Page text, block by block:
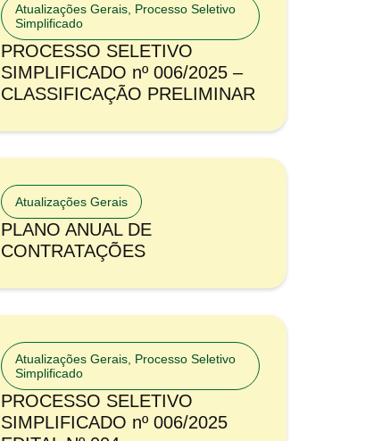
Atualizações Gerais Processo Seletivo
Simplificado
PROCESSO SELETIVO
SIMPLIFICADO nº 006/2025 –
CLASSIFICAÇÃO PRELIMINAR
Atualizações Gerais
PLANO ANUAL DE
CONTRATAÇÕES
Atualizações Gerais Processo Seletivo
Simplificado
PROCESSO SELETIVO
SIMPLIFICADO nº 006/2025